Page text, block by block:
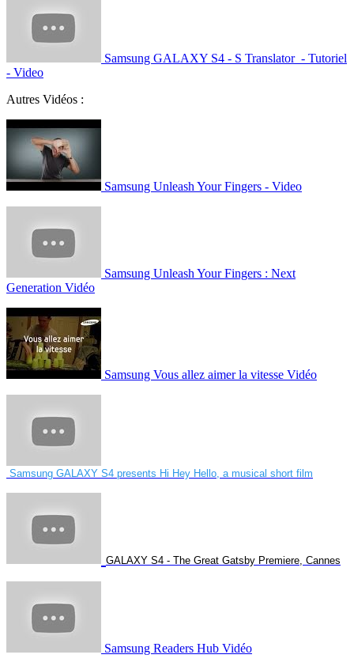
Samsung GALAXY S4 - S Translator - Tutoriel
- Video
Autres Vidéos :
Samsung Unleash Your Fingers - Video
Samsung Unleash Your Fingers : Next
Generation Vidéo
Samsung Vous allez aimer la vitesse Vidéo
Samsung GALAXY S4 presents Hi Hey Hello, a musical short film
GALAXY S4 - The Great Gatsby Premiere, Cannes
Samsung Readers Hub Vidéo